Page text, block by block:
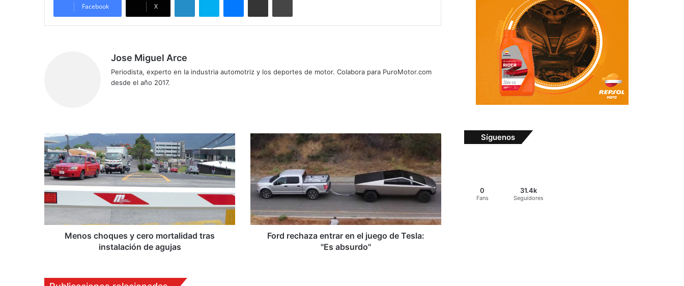
Facebook X
Jose Miguel Arce
Periodista, experto en la industria automotriz y los deportes de motor. Colabora para PuroMotor.com
desde el año 2017.
b
M
e
n
o
s
c
h
q
c
Menos choques y cero mortalidad tras
instalación de agujas
F
o
r
d
r
e
h
a
Ford rechaza entrar en el juego de Tesla:
"Es absurdo"
Síguenos
0
Fans
31.4k
Seguidores